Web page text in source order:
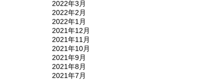
2022年3月
2022年2月
2022年1月
2021年12月
2021年11月
2021年10月
2021年9月
2021年8月
2021年7月